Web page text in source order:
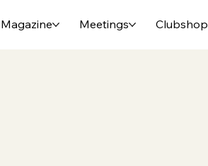
Magazine Meetings Clubshop